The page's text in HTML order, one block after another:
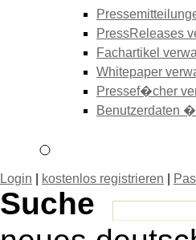
PressReleases
Fachartikel
Whitepaper
Pressef�cher
Benutzerdaten
Login kostenlos registrieren
Suche